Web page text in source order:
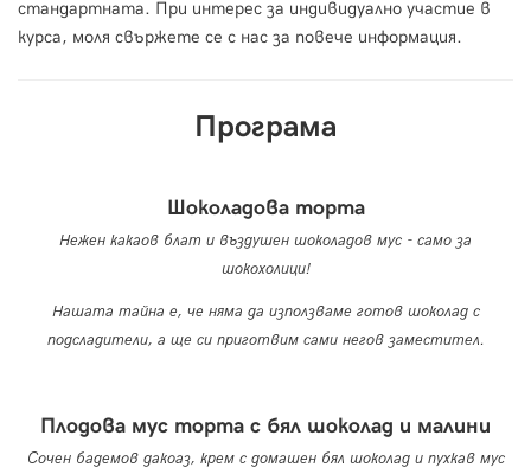
стандартната. При интерес за индивидуално участие в
курса, моля свържете се с нас за повече информация.
Програма
Шоколадова торта
Нежен какаов блат и въздушен шоколадов мус - само за
шокохолици!
Нашата тайна е, че няма да използваме готов шоколад с
подсладители, а ще си приготвим сами негов заместител.
Плодова мус торта с бял шоколад и малини
Сочен бадемов дакоаз, крем с домашен бял шоколад и пухкав мус